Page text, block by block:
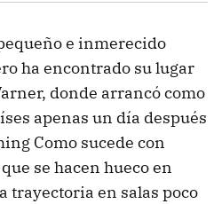
e inmerecido
ha encontrado su lugar
donde arrancó como
apenas un día después
Como sucede con
se hacen hueco en
trayectoria en salas poco